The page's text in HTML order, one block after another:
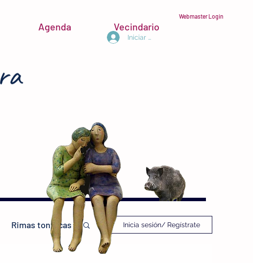
Agenda Vecindario
Webmaster Login
Iniciar sesión
Rimas tontacas Inicia sesión/ Regístrate